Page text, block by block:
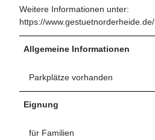
Weitere Informationen unter:
https://www.gestuetnorderheide.de/
Allgemeine Informationen
Parkplätze vorhanden
Eignung
für Familien